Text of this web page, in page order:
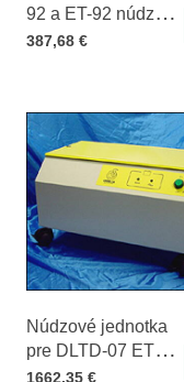
92 a ET-92 núdzový
zdroj BL-92
Cena s DPH
387,68 €
Núdzové jednotka
pre DLTD-07 ETD-
07
Cena s DPH
1662,35 €